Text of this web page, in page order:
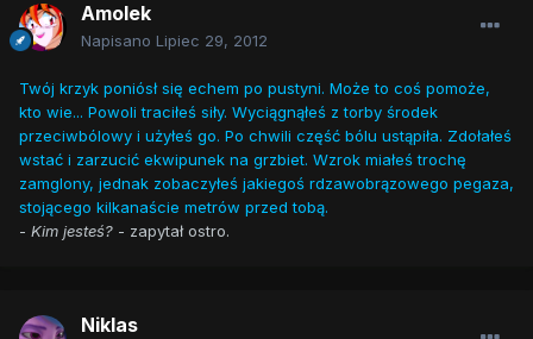
Amolek
Napisano Lipiec 29, 2012
Twój krzyk poniósł się echem po pustyni. Może to coś pomoże,
kto wie... Powoli traciłeś siły. Wyciągnąłeś z torby środek
przeciwbólowy i użyłeś go. Po chwili część bólu ustąpiła. Zdołałeś
wstać i zarzucić ekwipunek na grzbiet. Wzrok miałeś trochę
zamglony, jednak zobaczyłeś jakiegoś rdzawobrązowego pegaza,
stojącego kilkanaście metrów przed tobą.
- Kim jesteś? - zapytał ostro.
Niklas